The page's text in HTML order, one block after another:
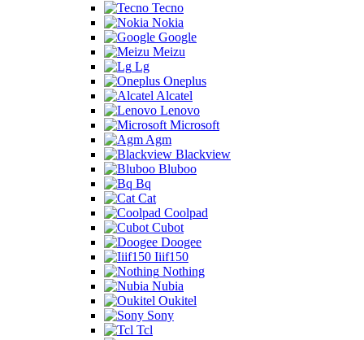
Tecno
Nokia
Google
Meizu
Lg
Oneplus
Alcatel
Lenovo
Microsoft
Agm
Blackview
Bluboo
Bq
Cat
Coolpad
Cubot
Doogee
Iiif150
Nothing
Nubia
Oukitel
Sony
Tcl